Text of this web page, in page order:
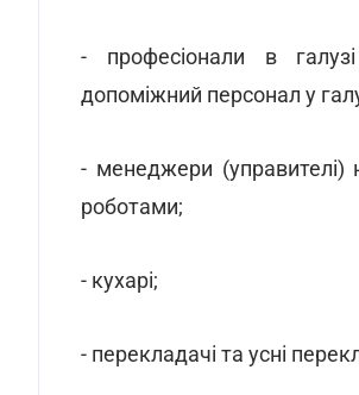
- професіонали в
допоміжний персонал у
- менеджери (управителі)
роботами;
- кухарі;
- перекладачі та усні